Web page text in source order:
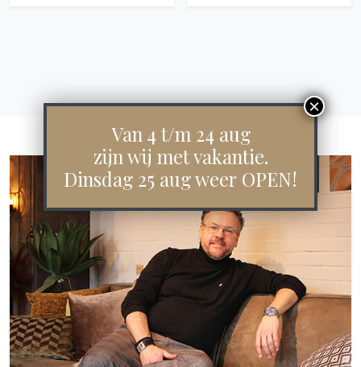
Van 4 t/m 24 aug
zijn wij met vakantie.
Dinsdag 25 aug weer OPEN!